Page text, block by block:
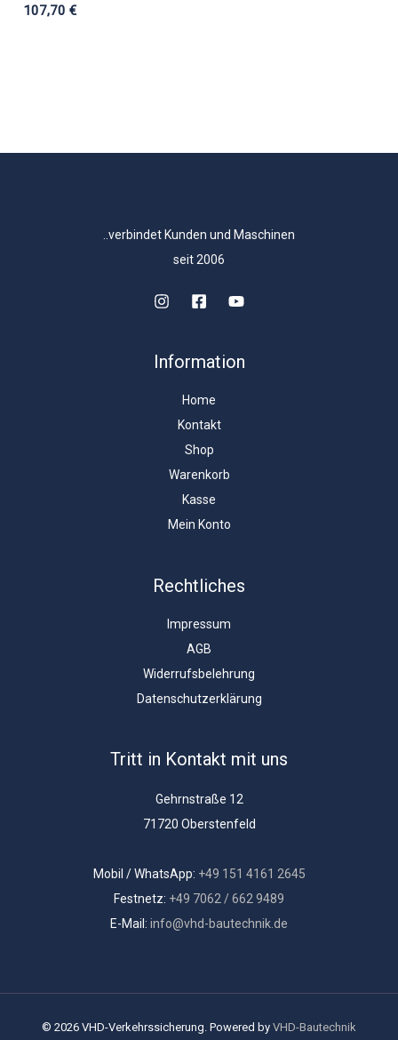
107,70€
..verbindet Kunden und Maschinen
seit 2006
Information
Home
Kontakt
Shop
Warenkorb
Kasse
Mein Konto
Rechtliches
Impressum
AGB
Widerrufsbelehrung
Datenschutzerklärung
Tritt in Kontakt mit uns
Gehrnstraße 12
71720 Oberstenfeld
Mobil / WhatsApp: +49 151 4161 2645
Festnetz: +49 7062 / 662 9489
E-Mail: info@vhd-bautechnik.de
© 2026 VHD-Verkehrssicherung. Powered by VHD-Bautechnik